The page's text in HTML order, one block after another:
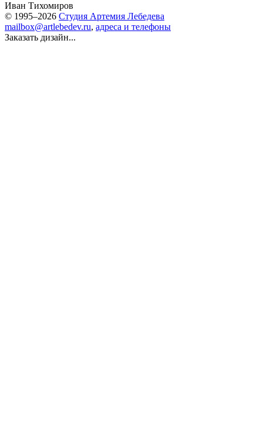
Иван Тихомиров
© 1995–2026 Студия Артемия Лебедева
mailbox@artlebedev.ru, адреса и телефоны
Заказать дизайн...